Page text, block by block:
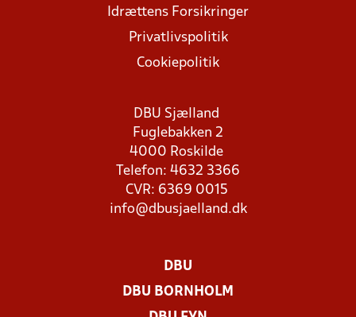
Idrættens Forsikringer
Privatlivspolitik
Cookiepolitik
DBU Sjælland
Fuglebakken 2
4000 Roskilde
Telefon: 4632 3366
CVR: 6369 0015
info@dbusjaelland.dk
DBU
DBU BORNHOLM